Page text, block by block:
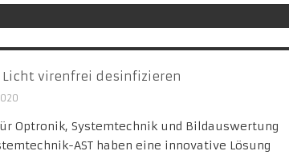
Licht virenfrei desinfizieren
Optronik, Systemtechnik und Bildauswertung
AST haben eine innovative Lösung